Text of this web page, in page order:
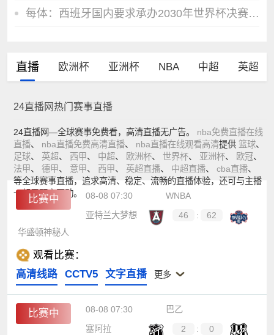
每体：西班牙国内要求承办2030年世界杯决赛，等待国际足联会议
直播 欧洲杯 亚洲杯 NBA 中超 英超
24直播网热门赛事直播
24直播网—全球赛事免费看，高清直播无广告。 nba免费直播在线
直播、 nba直播免费高清直播、 nba直播在线观看高清提供 篮球、
足球、 英超、 西甲、 中超、 欧洲杯、 世界杯、 亚洲杯、 欧冠、
法甲、 德甲、 意甲、 西甲、 英超直播、 中超直播、 cba直播、
等全球赛事直播，追求高清、稳定、流畅的直播体验，还可与主播
一起零距离互动。
比赛中 08-08 07:30
WNBA
亚特兰大梦想
46 :
62
华盛顿神秘人
观看比赛：
高清线路
CCTV5 文字直播 更多
比赛中 08-08 07:30
巴乙
塞阿拉
2 : 0